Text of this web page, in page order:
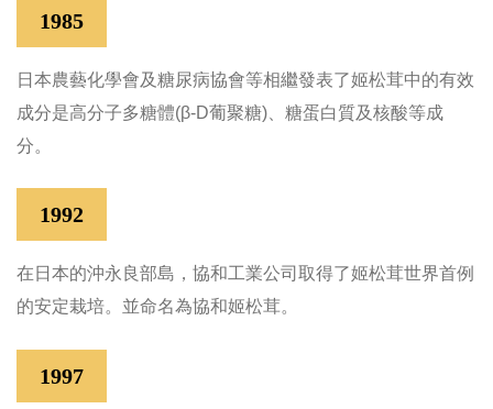
1985
日本農藝化學會及糖尿病協會等相繼發表了姬松茸中的有效
成分是高分子多糖體(β-D葡聚糖)、糖蛋白質及核酸等成
分。
1992
在日本的沖永良部島，協和工業公司取得了姬松茸世界首例
的安定栽培。並命名為協和姬松茸。
1997